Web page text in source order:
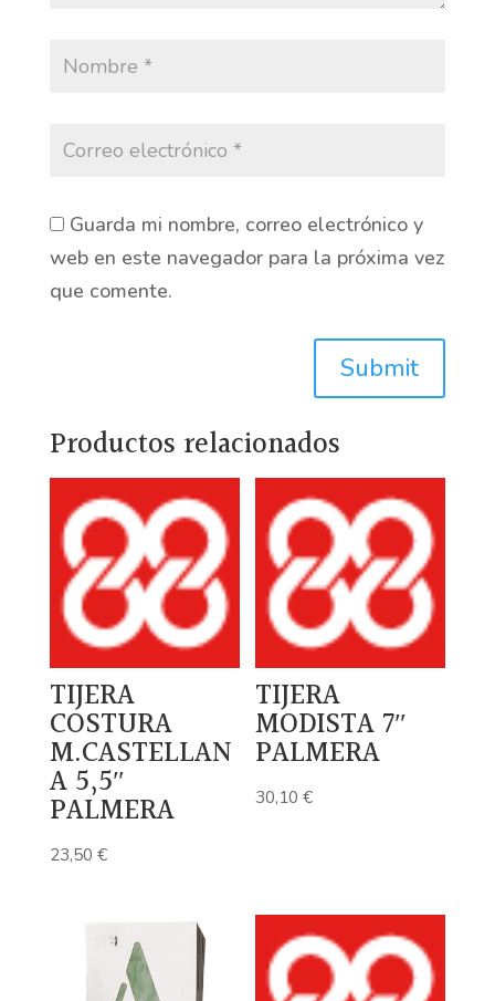
Guarda mi nombre, correo electrónico y
web en este navegador para la próxima vez
que comente.
Submit
Productos relacionados
TIJERA
COSTURA
M.CASTELLAN
A 5,5″
PALMERA
23,50 €
TIJERA
MODISTA 7″
PALMERA
30,10€